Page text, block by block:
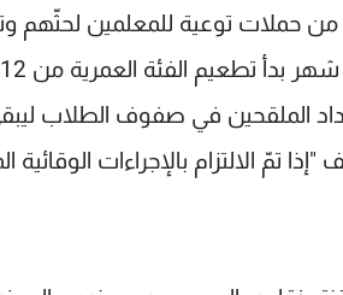
بدّ من حملات توعية للمعلمين
الملقحين في صفوف الطلاب
تمّ الالتزام بالإجراءات